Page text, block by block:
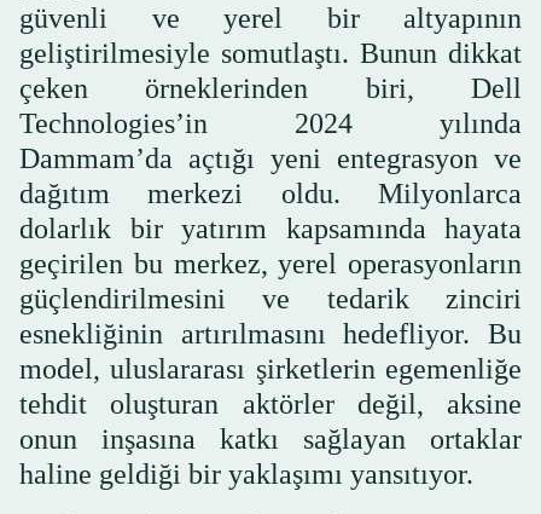
güvenli ve yerel bir altyapının
geliştirilmesiyle somutlaştı. Bunun dikkat
çeken örneklerinden biri, Dell
Technologies’in 2024 yılında
Dammam’da açtığı yeni entegrasyon ve
dağıtım merkezi oldu. Milyonlarca
dolarlık bir yatırım kapsamında hayata
geçirilen bu merkez, yerel operasyonların
güçlendirilmesini ve tedarik zinciri
esnekliğinin artırılmasını hedefliyor. Bu
model, uluslararası şirketlerin egemenliğe
tehdit oluşturan aktörler değil, aksine
onun inşasına katkı sağlayan ortaklar
haline geldiği bir yaklaşımı yansıtıyor.